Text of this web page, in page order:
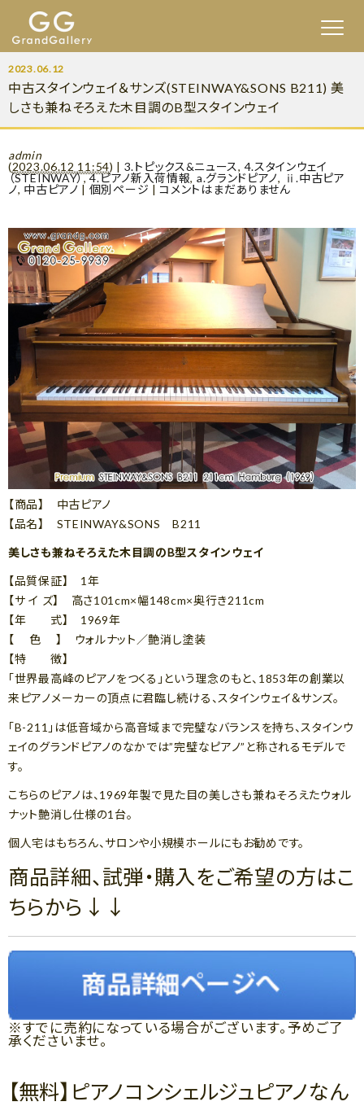
2023.06.12
中古スタインウェイ＆サンズ(STEINWAY&SONS B211) 美
しさも兼ねそろえた木目調のB型スタインウェイ
admin
(2023.06.12 11:54) | 3.トピックス&ニュース, 4.スタインウェイ
（STEINWAY）,4.ピアノ新入荷情報, a.グランドピアノ, ⅱ.中古ピア
ノ, 中古ピアノ | 個別ページ |コメントはまだありません
【商品】 中古ピアノ
【品名】 STEINWAY&SONS B211
美しさも兼ねそろえた木目調のB型スタインウェイ
【品質保証】 1年
【サ イ ズ】 高さ101cm×幅148cm×奥行き211cm
【年 式】 1969年
【 色 】 ウォルナット／艶消し塗装
【特 徴】
「世界最高峰のピアノをつくる」という理念のもと、1853年の創業以
来ピアノメーカーの頂点に君臨し続ける、スタインウェイ＆サンズ。
「B-211」は低音域から高音域まで完璧なバランスを持ち、スタインウ
ェイのグランドピアノのなかでは”完璧なピアノ”と称されるモデルで
す。
こちらのピアノは、1969年製で見た目の美しさも兼ねそろえたウォル
ナット艶消し仕様の1台。
個人宅はもちろん、サロンや小規模ホールにもお勧めです。
商品詳細、試弾・購入をご希望の方はこ
ちらから↓↓
※すでに売約になっている場合がございます。予めご了
承くださいませ。
【無料】ピアノコンシェルジュピアノなん